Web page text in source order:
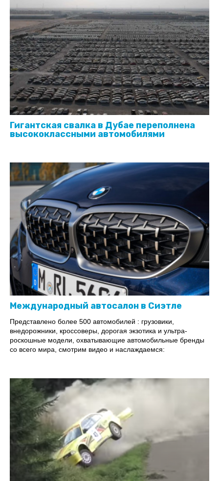
Гигантская свалка в Дубае переполнена
высококлассными автомобилями
Международный автосалон в Сиэтле
Представлено более 500 автомобилей : грузовики,
внедорожники, кроссоверы, дорогая экзотика и ультра-
роскошные модели, охватывающие автомобильные бренды
со всего мира, смотрим видео и наслаждаемся: